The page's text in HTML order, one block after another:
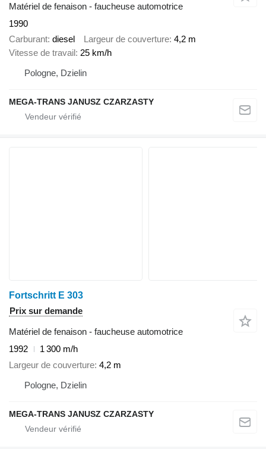
Matériel de fenaison - faucheuse automotrice
1990
Carburant diesel Largeur de couverture 4,2 m
Vitesse de travail 25 km/h
Pologne, Dzielin
MEGA-TRANS JANUSZ CZARZASTY
Fortschritt E 303
Prix sur demande
Matériel de fenaison - faucheuse automotrice
1992
1 300 m/h
Largeur de couverture 4,2 m
Pologne, Dzielin
MEGA-TRANS JANUSZ CZARZASTY